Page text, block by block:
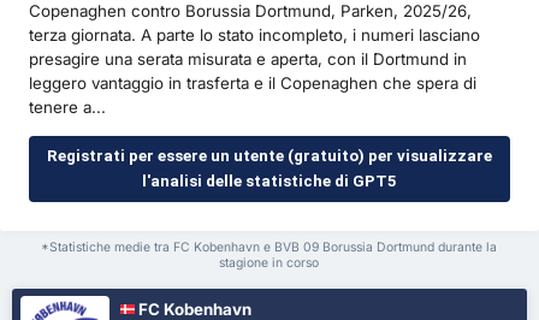
Copenaghen contro Borussia Dortmund, Parken, 2025/26,
terza giornata. A parte lo stato incompleto, i numeri lasciano
presagire una serata misurata e aperta, con il Dortmund in
leggero vantaggio in trasferta e il Copenaghen che spera di
tenere a...
Registrati per essere un utente (gratuito) per visualizzare
l'analisi delle statistiche di GPT5
*Statistiche medie tra FC Kobenhavn e BVB 09 Borussia Dortmund durante la
stagione in corso
FC Kobenhavn